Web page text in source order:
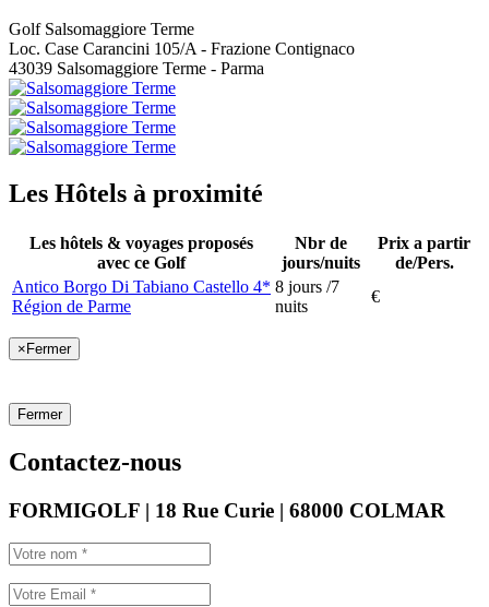
Golf Salsomaggiore Terme
Loc. Case Carancini 105/A - Frazione Contignaco
43039 Salsomaggiore Terme - Parma
Les Hôtels à proximité
Les hôtels & voyages proposés
avec ce Golf
Nbr de
jours/nuits
Prix a partir
de/Pers.
Antico Borgo Di Tabiano Castello 4*
Région de Parme
8 jours /7
nuits
€
×Fermer
Fermer
Contactez-nous
FORMIGOLF | 18 Rue Curie | 68000 COLMAR